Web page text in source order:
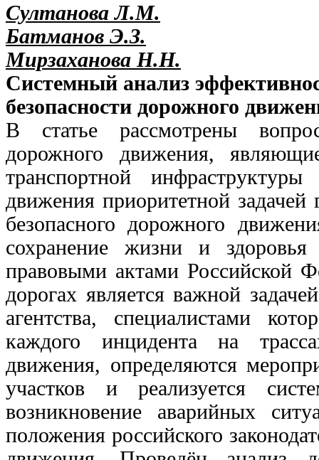
Султанова Л.М.
Батманов Э.З.
Мирзаханова Н.Н.
Системный анализ
безопасности дорожного
В статье рассмотрены
дорожного движения,
транспортной
движения приоритетной задачей
безопасного дорожного
сохранение жизни и здоровья
правовыми актами Российской
дорогах является важной
агентства, специалистами
каждого инцидента на
движения, определяются
участков и реализуется
возникновение аварийных
положения российского